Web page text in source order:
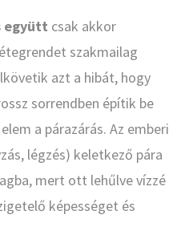
együtt csak akkor
szakmailag
azt a hibát, hogy
sorrendben építik be
a párazárás. Az emberi
légzés) keletkező pára
mert ott lehűlve vízzé
képességet és